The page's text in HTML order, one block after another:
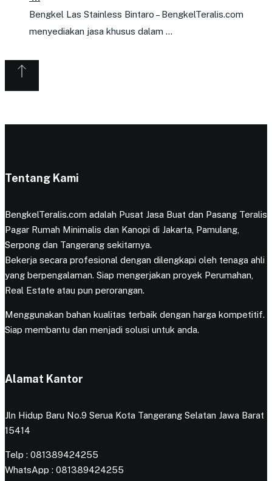
Bengkel Las Stainless Bintaro – BengkelTeralis.com
menyediakan jasa khusus dalam …
Tentang Kami
BengkelTeralis.com adalah Pusat Jasa Buat dan Pasang Teralis
Pagar Rumah Minimalis dan Kanopi di Jakarta, Pamulang,
Serpong dan Tangerang sekitarnya.
Bekerja secara profesional dengan dilengkapi oleh tenaga ahli
yang berpengalaman. Siap mengerjakan proyek Perumahan,
Real Estate atau pun perorangan.
Menggunakan bahan kualitas terbaik dengan harga kompetitif.
Siap membantu dan menjadi solusi untuk anda.
Alamat Kantor
Jln Hidup Baru No.9 Serua Kota Tangerang Selatan Jawa Barat
15414
Telp : 081389424255
WhatsApp : 081389424255